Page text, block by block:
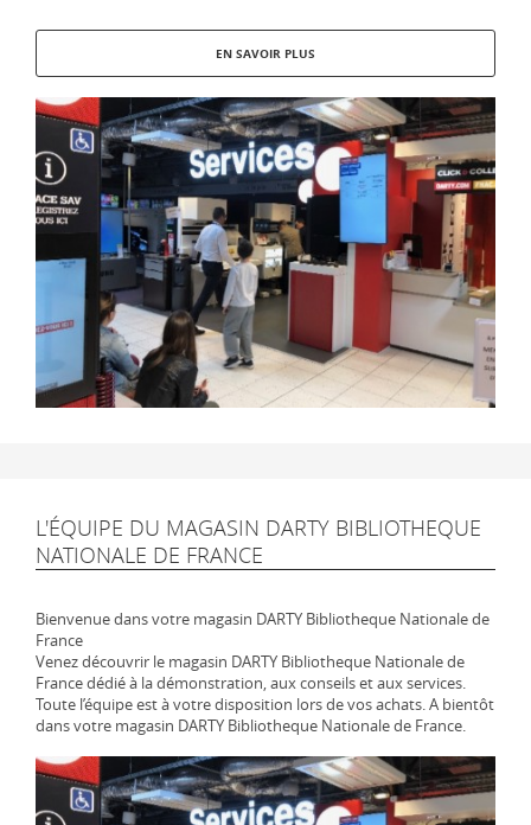
EN SAVOIR PLUS
L'ÉQUIPE DU MAGASIN DARTY BIBLIOTHEQUE
NATIONALE DE FRANCE
Bienvenue dans votre magasin DARTY Bibliotheque Nationale de
France
Venez découvrir le magasin DARTY Bibliotheque Nationale de
France dédié à la démonstration, aux conseils et aux services.
Toute l’équipe est à votre disposition lors de vos achats. A bientôt
dans votre magasin DARTY Bibliotheque Nationale de France.